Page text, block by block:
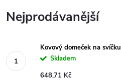
Nejprodávanější
Kovový domeček na svíčku
Skladem
648,71 Kč